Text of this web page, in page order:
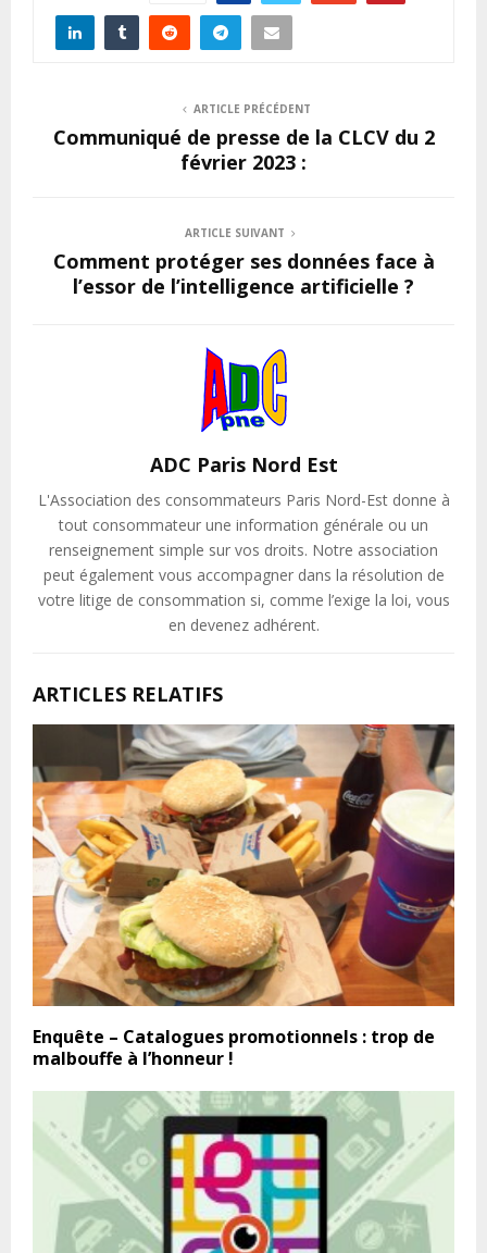
ARTICLE PRÉCÉDENT
Communiqué de presse de la CLCV du 2
février 2023 :
ARTICLE SUIVANT
Comment protéger ses données face à
l’essor de l’intelligence artificielle ?
ADC Paris Nord Est
L'Association des consommateurs Paris Nord-Est donne à
tout consommateur une information générale ou un
renseignement simple sur vos droits. Notre association
peut également vous accompagner dans la résolution de
votre litige de consommation si, comme l’exige la loi, vous
en devenez adhérent.
ARTICLES RELATIFS
Enquête – Catalogues promotionnels : trop de
malbouffe à l’honneur !